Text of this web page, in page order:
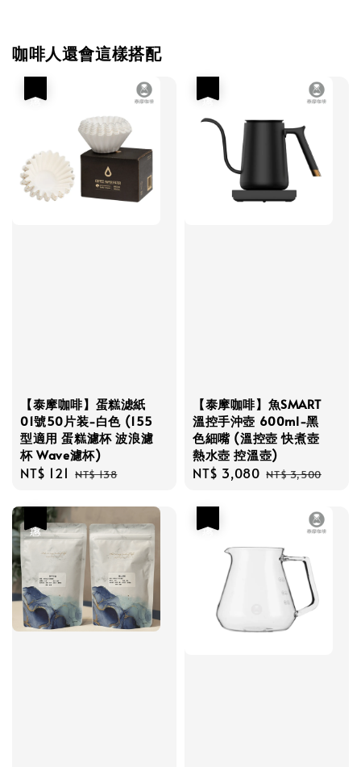
咖啡人還會這樣搭配
【泰摩咖啡】蛋糕滤紙
01號50片装-白色 (155
型適用 蛋糕濾杯 波浪濾
杯 Wave濾杯)
Sale
NT$ 121 Regular
NT$ 138
【泰摩咖啡】魚SMART
溫控手沖壺 600ml-黑
色細嘴 (溫控壺 快煮壺
熱水壺 控溫壺)
Sale
NT$ 3,080 Regular
NT$ 3,500